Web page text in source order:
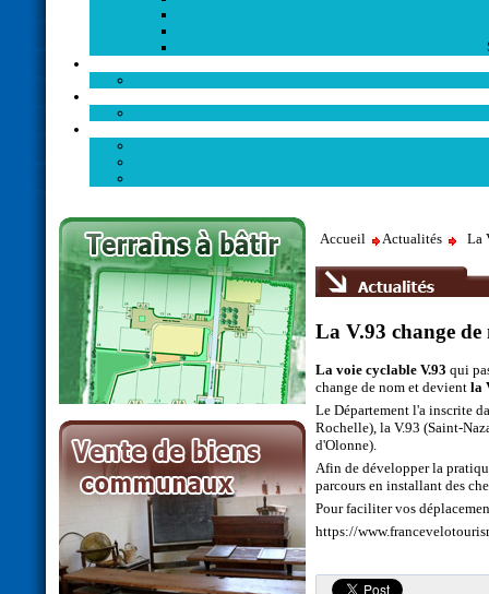
Accueil Actualités La
La V.93 change de
La voie cyclable V.93 qui
change de nom et devient la
Le Département l'a inscrite
Rochelle), la V.93 (Saint-
d'Olonne).
Afin de développer la
parcours en installant des
Pour faciliter vos
https://